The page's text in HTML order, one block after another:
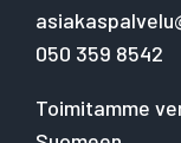
050 359 8542
Toimitamme